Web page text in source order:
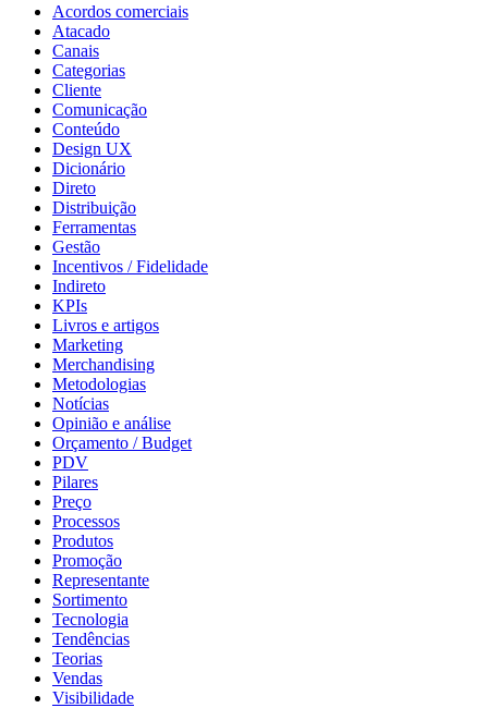
Acordos comerciais
Atacado
Canais
Categorias
Cliente
Comunicação
Conteúdo
Design UX
Dicionário
Direto
Distribuição
Ferramentas
Gestão
Incentivos / Fidelidade
Indireto
KPIs
Livros e artigos
Marketing
Merchandising
Metodologias
Notícias
Opinião e análise
Orçamento / Budget
PDV
Pilares
Preço
Processos
Produtos
Promoção
Representante
Sortimento
Tecnologia
Tendências
Teorias
Vendas
Visibilidade